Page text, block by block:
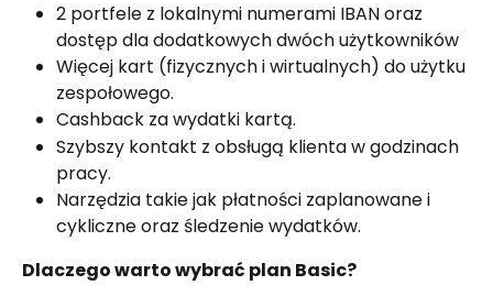
2 portfele z lokalnymi numerami IBAN oraz
dostęp dla dodatkowych dwóch użytkowników
Więcej kart (fizycznych i wirtualnych) do użytku
zespołowego.
Cashback za wydatki kartą.
Szybszy kontakt z obsługą klienta w godzinach
pracy.
Narzędzia takie jak płatności zaplanowane i
cykliczne oraz śledzenie wydatków.
Dlaczego warto wybrać plan Basic?